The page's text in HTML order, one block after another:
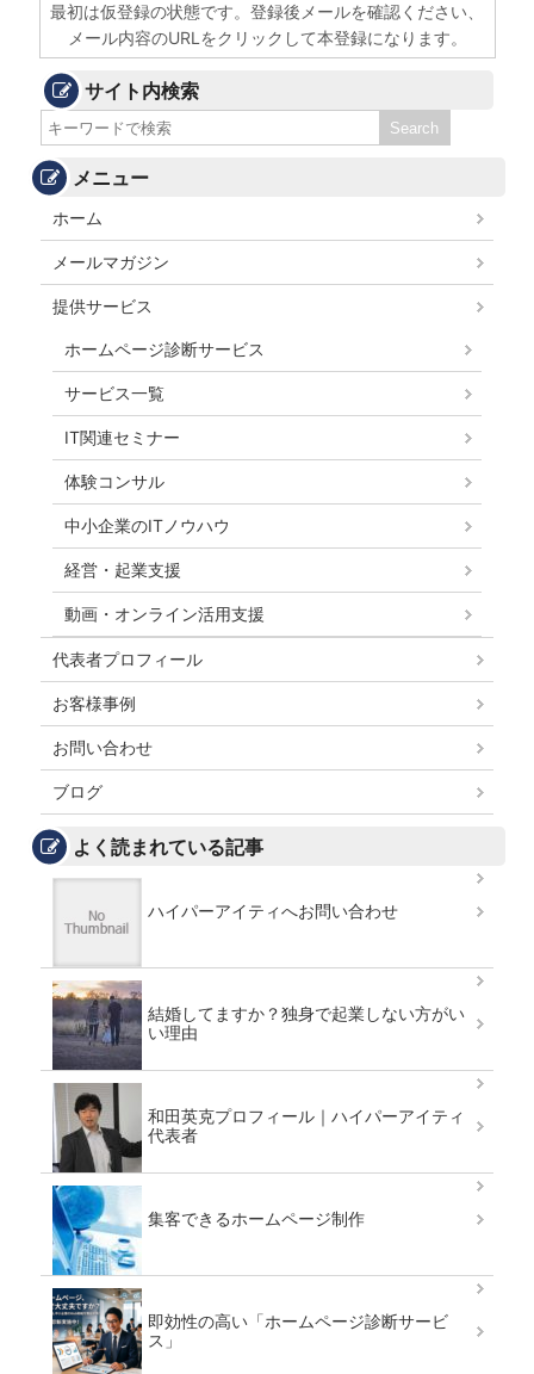
最初は仮登録の状態です。登録後メールを確認ください、
メール内容のURLをクリックして本登録になります。
サイト内検索
メニュー
ホーム
メールマガジン
提供サービス
ホームページ診断サービス
サービス一覧
IT関連セミナー
体験コンサル
中小企業のITノウハウ
経営・起業支援
動画・オンライン活用支援
代表者プロフィール
お客様事例
お問い合わせ
ブログ
よく読まれている記事
ハイパーアイティへお問い合わせ
結婚してますか？独身で起業しない方がい
い理由
和田英克プロフィール｜ハイパーアイティ
代表者
集客できるホームページ制作
即効性の高い「ホームページ診断サービ
ス」